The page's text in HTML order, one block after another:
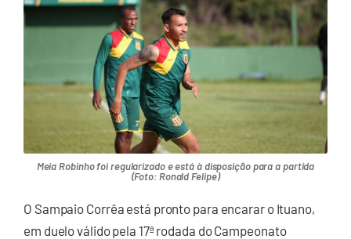
Meia Robinho foi regularizado e está à disposição para a partida
(Foto: Ronald Felipe)
O Sampaio Corrêa está pronto para encarar o Ituano,
em duelo válido pela 17ª rodada do Campeonato